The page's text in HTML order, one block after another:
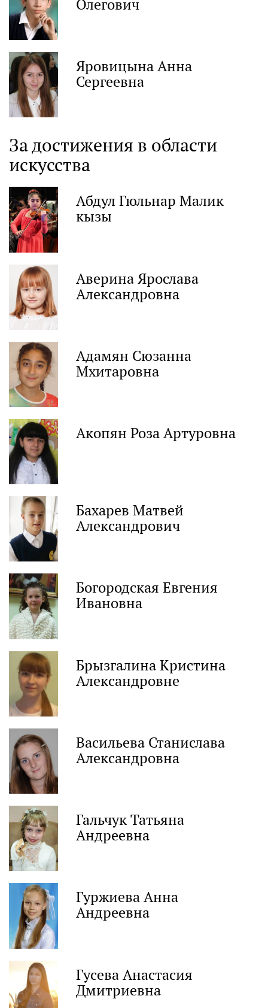
Олегович
Яровицына Анна
Сергеевна
За достижения в области
искусства
Абдул Гюльнар Малик
кызы
Аверина Ярослава
Александровна
Адамян Сюзанна
Мхитаровна
Акопян Роза Артуровна
Бахарев Матвей
Александрович
Богородская Евгения
Ивановна
Брызгалина Кристина
Александровне
Васильева Станислава
Александровна
Гальчук Татьяна
Андреевна
Гуржиева Анна
Андреевна
Гусева Анастасия
Дмитриевна